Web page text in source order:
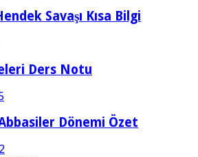
Savaşı Kısa Bilgi
Ders Notu
Dönemi Özet